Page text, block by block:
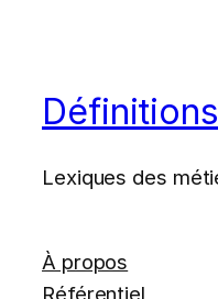
Lexiques des
À propos
Référentiel